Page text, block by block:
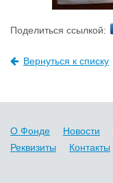
Поделиться ссылкой:
Вернуться к списку
О Фонде Новости
Реквизиты
Контакты